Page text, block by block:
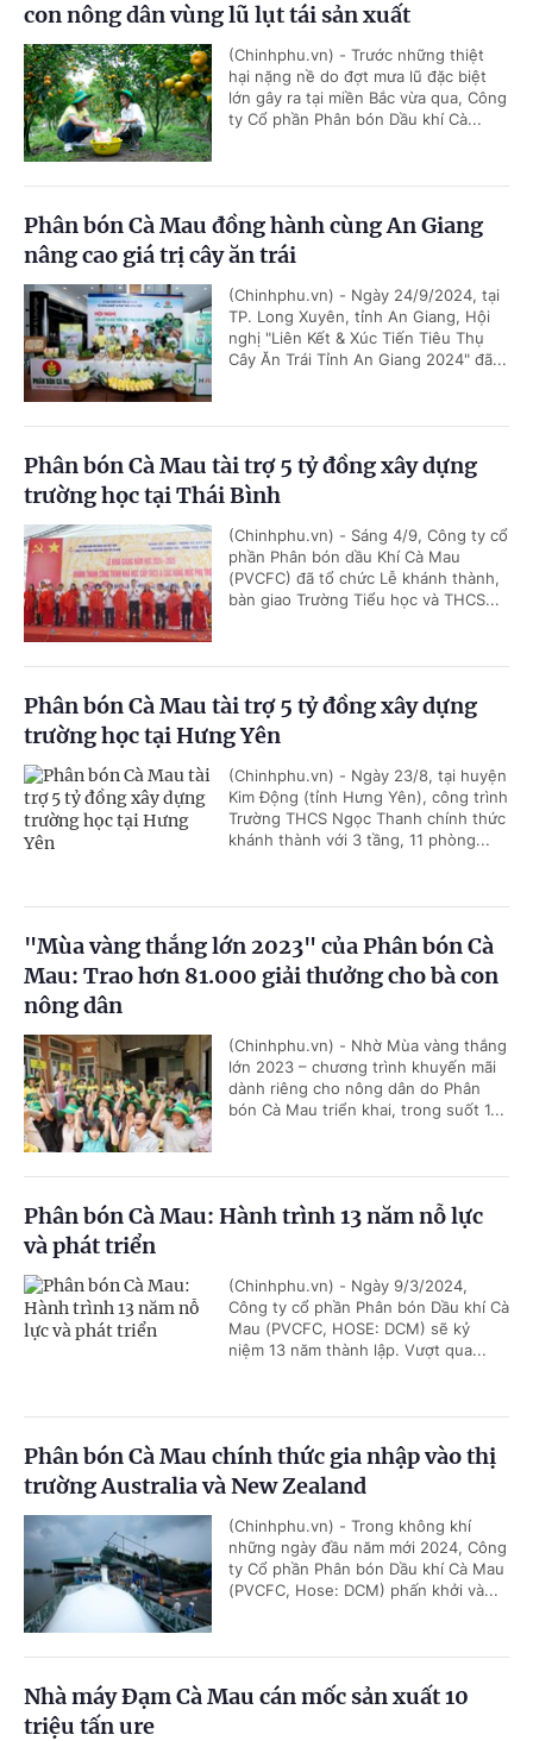
con nông dân vùng lũ lụt tái sản xuất
(Chinhphu.vn) - Trước những thiệt
hại nặng nề do đợt mưa lũ đặc biệt
lớn gây ra tại miền Bắc vừa qua, Công
ty Cổ phần Phân bón Dầu khí Cà...
Phân bón Cà Mau đồng hành cùng An Giang
nâng cao giá trị cây ăn trái
(Chinhphu.vn) - Ngày 24/9/2024, tại
TP. Long Xuyên, tỉnh An Giang, Hội
nghị "Liên Kết & Xúc Tiến Tiêu Thụ
Cây Ăn Trái Tỉnh An Giang 2024" đã...
Phân bón Cà Mau tài trợ 5 tỷ đồng xây dựng
trường học tại Thái Bình
(Chinhphu.vn) - Sáng 4/9, Công ty cổ
phần Phân bón dầu Khí Cà Mau
(PVCFC) đã tổ chức Lễ khánh thành,
bàn giao Trường Tiểu học và THCS...
Phân bón Cà Mau tài trợ 5 tỷ đồng xây dựng
trường học tại Hưng Yên
(Chinhphu.vn) - Ngày 23/8, tại huyện
Kim Động (tỉnh Hưng Yên), công trình
Trường THCS Ngọc Thanh chính thức
khánh thành với 3 tầng, 11 phòng...
"Mùa vàng thắng lớn 2023" của Phân bón Cà
Mau: Trao hơn 81.000 giải thưởng cho bà con
nông dân
(Chinhphu.vn) - Nhờ Mùa vàng thắng
lớn 2023 – chương trình khuyến mãi
dành riêng cho nông dân do Phân
bón Cà Mau triển khai, trong suốt 1...
Phân bón Cà Mau: Hành trình 13 năm nỗ lực
và phát triển
(Chinhphu.vn) - Ngày 9/3/2024,
Công ty cổ phần Phân bón Dầu khí Cà
Mau (PVCFC, HOSE: DCM) sẽ kỷ
niệm 13 năm thành lập. Vượt qua...
Phân bón Cà Mau chính thức gia nhập vào thị
trường Australia và New Zealand
(Chinhphu.vn) - Trong không khí
những ngày đầu năm mới 2024, Công
ty Cổ phần Phân bón Dầu khí Cà Mau
(PVCFC, Hose: DCM) phấn khởi và...
Nhà máy Đạm Cà Mau cán mốc sản xuất 10
triệu tấn ure